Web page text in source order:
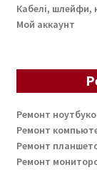
Кабелі, шлейфи,
Мой аккаунт
Ремонт
Ремонт
Ремонт
Ремонт